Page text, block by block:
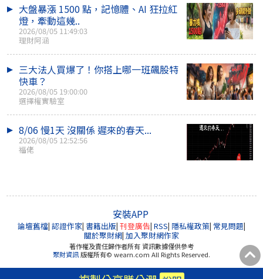
大盤暴漲 1500 點，記憶體、AI 狂拉紅
燈，牽動這幾..
2026/08/05 11:49:03
理財阿涵
三大法人買爆了！你搭上哪一班飆股特
快車？
2026/08/05 19:00:00
選擇權實驗室
8/06 慢1天 沒關係 遲來的春天...
2026/08/05 12:52:56
福佬
安裝APP
論壇舊檔| 認證作家| 書籍出版| 刊登廣告| RSS| 隱私權政策| 常見問題|
關於聚財網| 加入聚財網作家
著作權及責任歸作者所有 資訊數據僅供參考
聚財資訊版權所有© wearn.com All Rights Reserved.